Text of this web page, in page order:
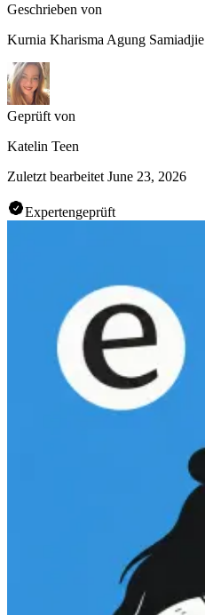
Geschrieben von
Kurnia Kharisma Agung Samiadjie
Geprüft von
Katelin Teen
Zuletzt bearbeitet June 23, 2026
Expertengeprüft